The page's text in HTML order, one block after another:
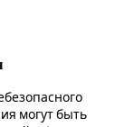
могут быть